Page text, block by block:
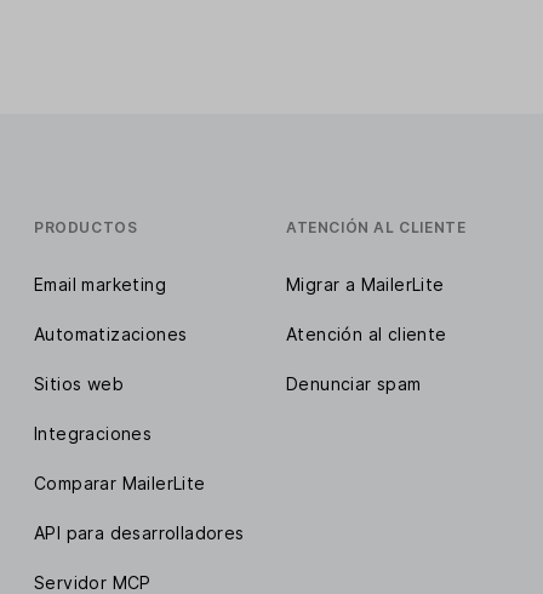
PRODUCTOS
Email marketing
Automatizaciones
Sitios web
Integraciones
Comparar MailerLite
API para desarrolladores
Servidor MCP
ATENCIÓN AL CLIENTE
Migrar a MailerLite
Atención al cliente
Denunciar spam